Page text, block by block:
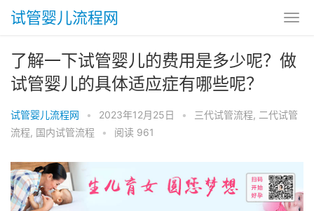
试管婴儿流程网
了解一下试管婴儿的费用是多少呢？做
试管婴儿的具体适应症有哪些呢？
试管婴儿流程网 • 2023年12月25日 • 三代试管流程, 二代试管
流程, 国内试管流程 • 阅读 961